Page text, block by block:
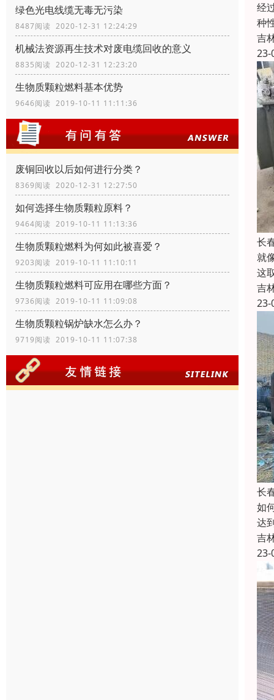
绿色光电线缆无毒无污染
8487阅读 2020-12-31 12:24:29
机械法资源再生技术对废电缆回收的意义
8835阅读 2020-12-31 12:23:20
生物质颗粒燃料基本优势
9646阅读 2019-10-11 11:11:36
废铜回收以后如何进行分类？
8369阅读 2020-12-31 12:27:50
如何选择生物质颗粒原料？
9464阅读 2019-10-11 11:13:36
生物质颗粒燃料为何如此被喜爱？
9203阅读 2019-10-11 11:10:11
生物质颗粒燃料可应用在哪些方面？
9736阅读 2019-10-11 11:09:08
生物质颗粒锅炉缺水怎么办？
9719阅读 2019-10-11 11:07:38
经
种
吉
23-
长
就
这
吉
23-
长
如
达
吉
23-